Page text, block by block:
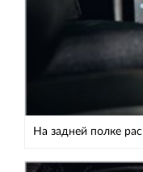
На задней полке